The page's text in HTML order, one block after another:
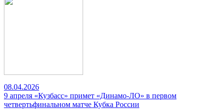
08.04.2026
9 апреля «Кузбасс» примет «Динамо-ЛО» в первом
четвертьфинальном матче Кубка России